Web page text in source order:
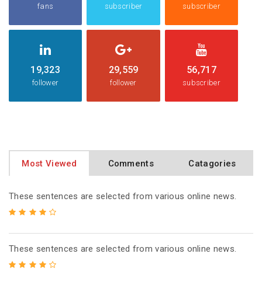
fans subscriber subscriber
19,323
follower
29,559
follower
56,717
subscriber
Most Viewed Comments Catagories
These sentences are selected from various online news.
These sentences are selected from various online news.